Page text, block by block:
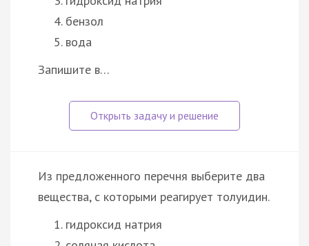
бензол
вода
Запишите в…
Из предложенного перечня выберите два
вещества, с которыми реагирует толуидин.
гидроксид натрия